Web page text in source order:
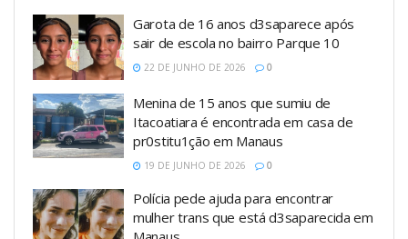
Garota de 16 anos d3saparece após
sair de escola no bairro Parque 10
22 DE JUNHO DE 2026 0
Menina de 15 anos que sumiu de
Itacoatiara é encontrada em casa de
pr0stitu1ção em Manaus
19 DE JUNHO DE 2026 0
Polícia pede ajuda para encontrar
mulher trans que está d3saparecida em